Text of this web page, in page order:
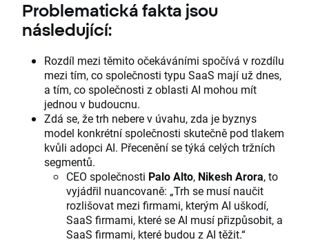
Problematická fakta jsou
následující:
Rozdíl mezi těmito očekáváními spočívá v rozdílu
mezi tím, co společnosti typu SaaS mají už dnes,
a tím, co společnosti z oblasti AI mohou mít
jednou v budoucnu.
Zdá se, že trh nebere v úvahu, zda je byznys
model konkrétní společnosti skutečně pod tlakem
kvůli adopci AI. Přecenění se týká celých tržních
segmentů.
CEO společnosti Palo Alto, Nikesh Arora, to
vyjádřil nuancovaně: „Trh se musí naučit
rozlišovat mezi firmami, kterým AI uškodí,
SaaS firmami, které se AI musí přizpůsobit, a
SaaS firmami, které budou z AI těžit.“